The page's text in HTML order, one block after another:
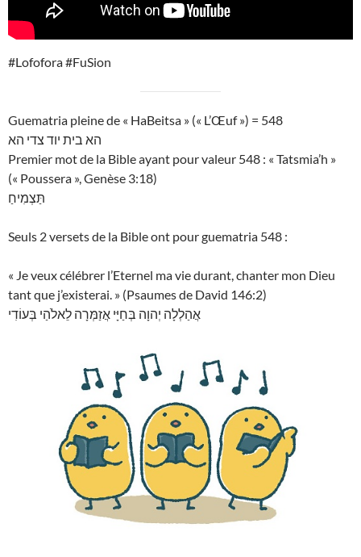
#Lofofora #FuSion
Guematria pleine de « HaBeitsa » (« L’Œuf ») = 548
הא בית יוד צדי הא
Premier mot de la Bible ayant pour valeur 548 : « Tatsmia’h »
(« Poussera », Genèse 3:18)
תַּצְמִיחַ
Seuls 2 versets de la Bible ont pour guematria 548 :
« Je veux célébrer l’Eternel ma vie durant, chanter mon Dieu
tant que j’existerai. » (Psaumes de David 146:2)
אֲהַלְלָה יְהוָה בְּחַיָּי אֲזַמְּרָה לֵאלֹהַי בְּעוֹדִי